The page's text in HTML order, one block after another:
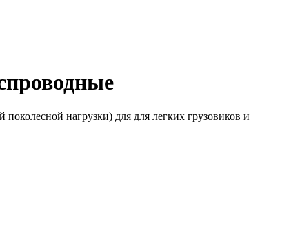
нагрузки) для для легких грузовиков и